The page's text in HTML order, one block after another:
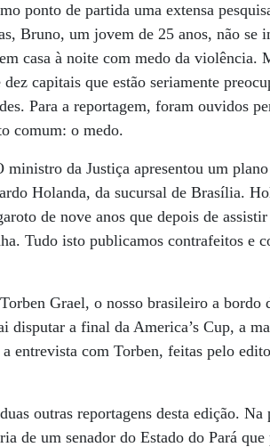
ponto de partida uma extensa
Bruno, um jovem de 25 anos, não se
casa à noite com medo da violência.
capitais que estão seriamente
Para a reportagem, foram ouvidos
comum: o medo.
da Justiça apresentou um
Holanda, da sucursal de Brasília.
de nove anos que depois de
Tudo isto publicamos contrafeitos e
Grael, o nosso brasileiro a bordo
disputar a final da America’s Cup, a
entrevista com Torben, feitas pelo
outras reportagens desta edição.
de um senador do Estado do Pará